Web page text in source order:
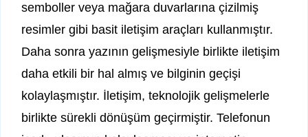
semboller veya mağara duvarlarına çizilmiş
resimler gibi basit iletişim araçları kullanmıştır.
Daha sonra yazının gelişmesiyle birlikte iletişim
daha etkili bir hal almış ve bilginin geçişi
kolaylaşmıştır. İletişim, teknolojik gelişmelerle
birlikte sürekli dönüşüm geçirmiştir. Telefonun